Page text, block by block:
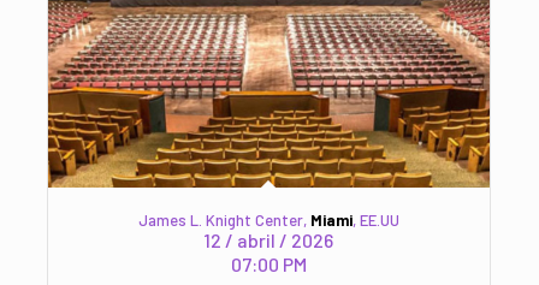
James L. Knight Center, Miami, EE.UU
12 / abril / 2026
07:00 PM